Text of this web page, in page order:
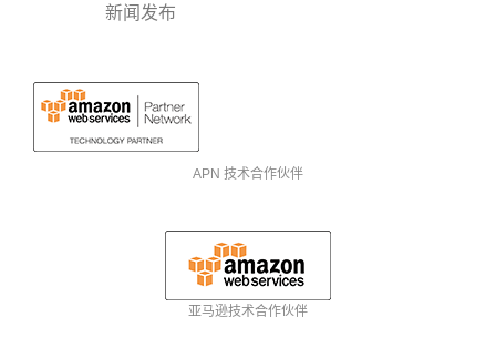
新闻发布
APN 技术合作伙伴
亚马逊技术合作伙伴